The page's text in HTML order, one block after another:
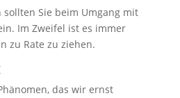
sollten Sie beim Umgang mit
Im Zweifel ist es immer
zu Rate zu ziehen.
das wir ernst